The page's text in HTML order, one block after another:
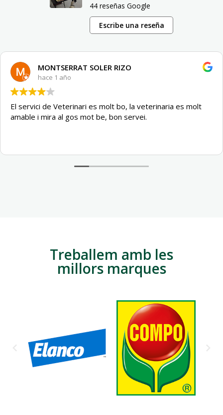
44 reseñas Google
Escribe una reseña
MONTSERRAT SOLER RIZO
hace 1 año
El servici de Veterinari es molt bo, la veterinaria es molt
amable i mira al gos mot be, bon servei.
Treballem amb les
millors marques